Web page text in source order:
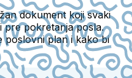
dokument koji svaki
pre pokretanja posla.
poslovni plan i kako bi